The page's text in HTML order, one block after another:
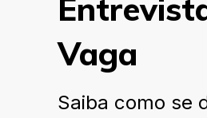
Vaga
Saiba como se